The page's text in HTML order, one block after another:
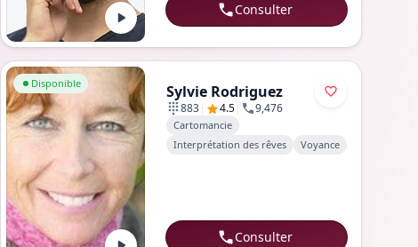
Consulter
Aller au profil de Sylvie Rodriguez
Disponible Sylvie Rodriguez
883| 4.5| 9,476
Cartomancie
Interprétation des rêves
Voyance
Consulter